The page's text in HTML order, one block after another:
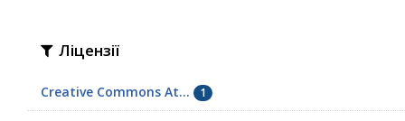
Ліцензії
Creative Commons At... 1